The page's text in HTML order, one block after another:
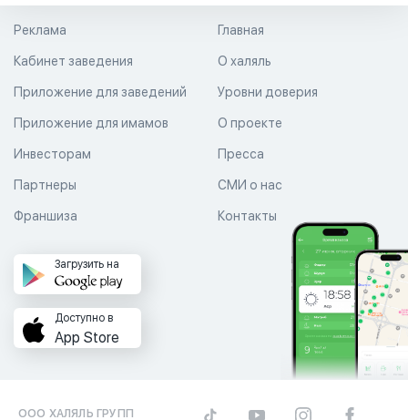
Главная
О халяль
Уровни доверия
Реклама
Кабинет заведения
Приложение для заведений
Приложение для имамов О проекте
Пресса
СМИ о нас
Контакты
Инвесторам
Партнеры
Франшиза
Загрузить на
Доступно в
App Store
ООО ХАЛЯЛЬ ГРУПП